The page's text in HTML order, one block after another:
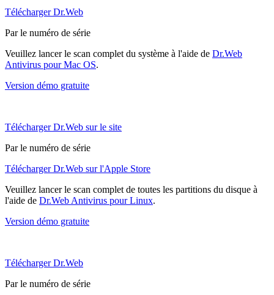
Télécharger Dr.Web
Par le numéro de série
Veuillez lancer le scan complet du système à l'aide de Dr.Web
Antivirus pour Mac OS.
Version démo gratuite
Télécharger Dr.Web sur le site
Par le numéro de série
Télécharger Dr.Web sur l'Apple Store
Veuillez lancer le scan complet de toutes les partitions du disque à
l'aide de Dr.Web Antivirus pour Linux.
Version démo gratuite
Télécharger Dr.Web
Par le numéro de série